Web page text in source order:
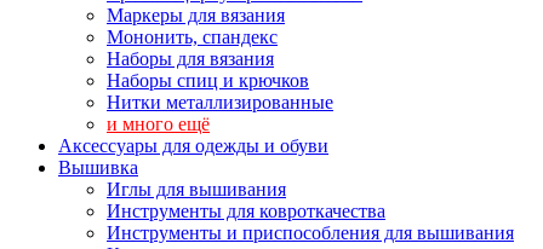
Маркеры для вязания
Мононить, спандекс
Наборы для вязания
Наборы спиц и крючков
Нитки металлизированные
и много ещё
Аксессуары для одежды и обуви
Вышивка
Иглы для вышивания
Инструменты для ковроткачества
Инструменты и приспособления для вышивания